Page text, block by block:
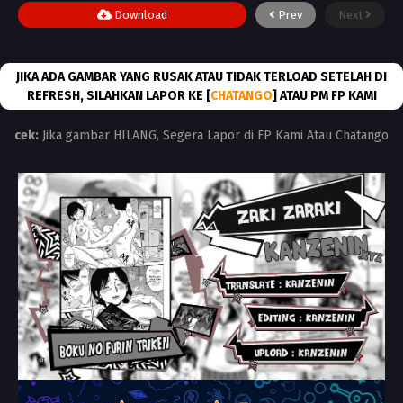
Prev Next
Download
JIKA ADA GAMBAR YANG RUSAK ATAU TIDAK TERLOAD SETELAH DI
REFRESH, SILAHKAN LAPOR KE [CHATANGO] ATAU PM FP KAMI
cek: Jika gambar HILANG, Segera Lapor di FP Kami Atau Chatango